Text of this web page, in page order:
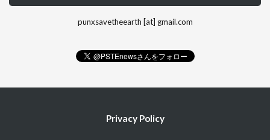
punxsavetheearth [at] gmail.com
Privacy Policy